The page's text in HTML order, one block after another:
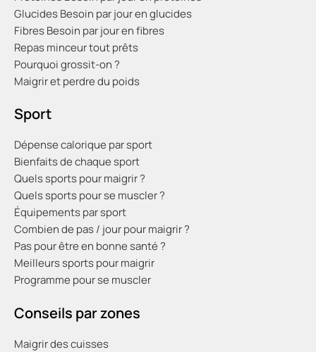
GlucidesBesoin par jour en glucides
FibresBesoin par jour en fibres
Repas minceur tout prêts
Pourquoi grossit-on ?
Maigrir et perdre du poids
Sport
Dépense calorique par sport
Bienfaits de chaque sport
Quels sports pour maigrir ?
Quels sports pour se muscler ?
Équipements par sport
Combien de pas / jour pour maigrir ?
Pas pour être en bonne santé ?
Meilleurs sports pour maigrir
Programme pour se muscler
Conseils par zones
Maigrir des cuisses